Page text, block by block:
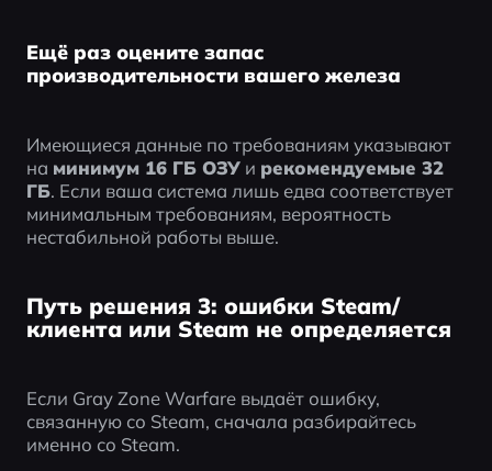
Ещё раз оцените запас
производительности вашего железа
Имеющиеся данные по требованиям указывают
на минимум 16 ГБ ОЗУ и рекомендуемые 32
ГБ. Если ваша система лишь едва соответствует
минимальным требованиям, вероятность
нестабильной работы выше.
Путь решения 3: ошибки Steam/
клиента или Steam не определяется
Если Gray Zone Warfare выдаёт ошибку,
связанную со Steam, сначала разбирайтесь
именно со Steam.